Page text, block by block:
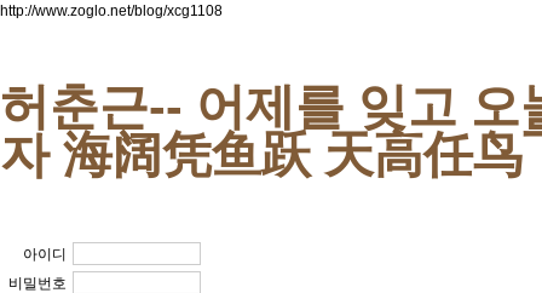
http://www.zoglo.net/blog/xcg1108
허춘근-- 어제를 잊고
자 海阔凭鱼跃 天高任鸟
아이디
비밀번호